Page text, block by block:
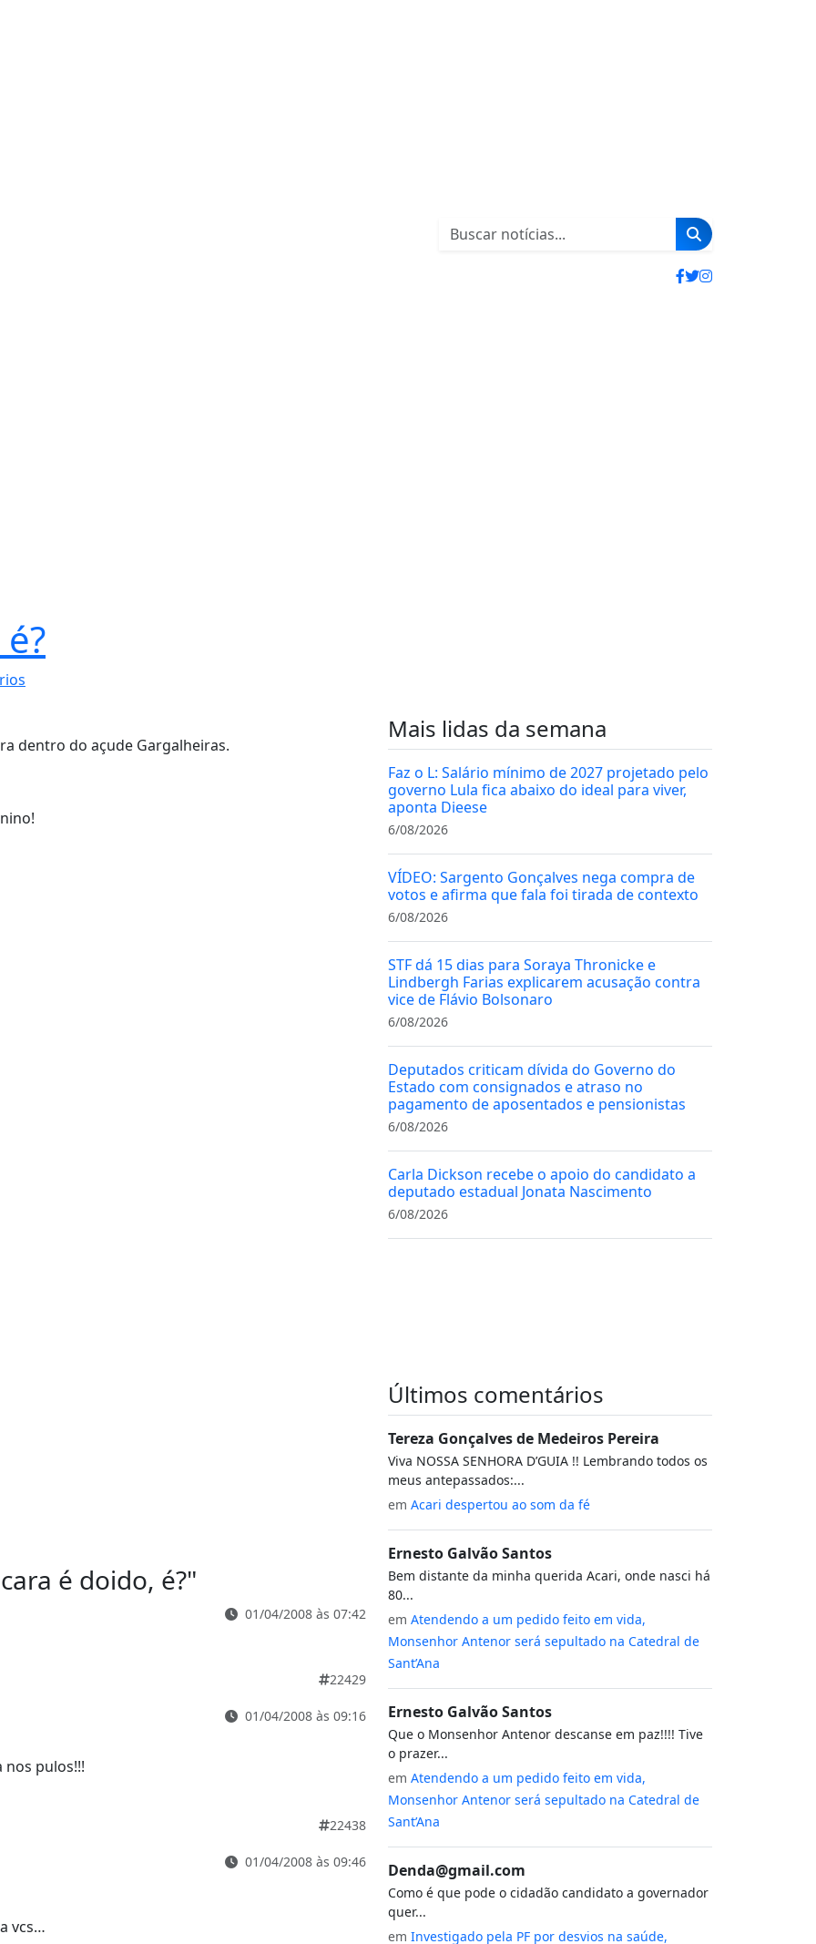
dentro do açude Gargalheiras.
é doido, é?"
01/04/2008 às 07:42
22429
01/04/2008 às 09:16
nos pulos!!!
22438
01/04/2008 às 09:46
vcs…
Mais lidas da semana
Faz o L: Salário mínimo de 2027 projetado pelo
governo Lula fica abaixo do ideal para viver,
aponta Dieese
6/08/2026
VÍDEO: Sargento Gonçalves nega compra de
votos e afirma que fala foi tirada de contexto
6/08/2026
STF dá 15 dias para Soraya Thronicke e
Lindbergh Farias explicarem acusação contra
vice de Flávio Bolsonaro
6/08/2026
Deputados criticam dívida do Governo do
Estado com consignados e atraso no
pagamento de aposentados e pensionistas
6/08/2026
Carla Dickson recebe o apoio do candidato a
deputado estadual Jonata Nascimento
6/08/2026
Últimos comentários
Tereza Gonçalves de Medeiros Pereira
Viva NOSSA SENHORA D’GUIA !! Lembrando todos os
meus antepassados:...
em Acari despertou ao som da fé
Ernesto Galvão Santos
Bem distante da minha querida Acari, onde nasci há
80...
em Atendendo a um pedido feito em vida,
Monsenhor Antenor será sepultado na Catedral de
Sant’Ana
Ernesto Galvão Santos
Que o Monsenhor Antenor descanse em paz!!!! Tive
o prazer...
em Atendendo a um pedido feito em vida,
Monsenhor Antenor será sepultado na Catedral de
Sant’Ana
Denda@gmail.com
Como é que pode o cidadão candidato a governador
quer...
em Investigado pela PF por desvios na saúde,